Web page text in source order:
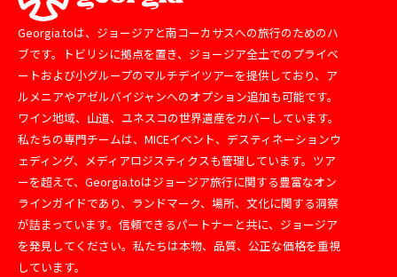
Georgia.toは、ジョージアと南コーカサスへの旅行のためのハ
ブです。トビリシに拠点を置き、ジョージア全土でのプライベ
ートおよび小グループのマルチデイツアーを提供しており、ア
ルメニアやアゼルバイジャンへのオプション追加も可能です。
ワイン地域、山道、ユネスコの世界遺産をカバーしています。
私たちの専門チームは、MICEイベント、デスティネーションウ
ェディング、メディアロジスティクスも管理しています。ツア
ーを超えて、Georgia.toはジョージア旅行に関する豊富なオン
ラインガイドであり、ランドマーク、場所、文化に関する洞察
が詰まっています。信頼できるパートナーと共に、ジョージア
を発見してください。私たちは本物、品質、公正な価格を重視
しています。